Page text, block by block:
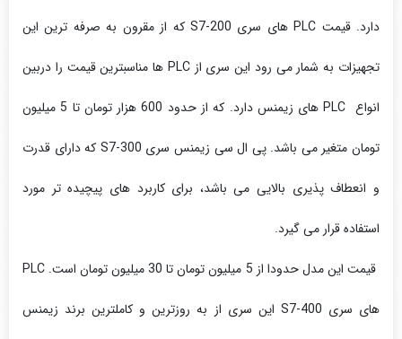
دارد. قیمت PLC های سری S7-200 که از مقرون به صرفه ترین این
تجهیزات به شمار می رود این سری از PLC ها مناسبترین قیمت را دربین
انواع PLC های زیمنس دارد. که از حدود 600 هزار تومان تا 5 میلیون
تومان متغیر می باشد. پی ال سی زیمنس سری S7-300 که دارای قدرت
و انعطاف پذیری بالایی می باشد، برای کاربرد های پیچیده تر مورد
استفاده قرار می گیرد.
قیمت این مدل حدودا از 5 میلیون تومان تا 30 میلیون تومان است. PLC
های سری S7-400 این سری از به روزترین و کاملترین برند زیمنس